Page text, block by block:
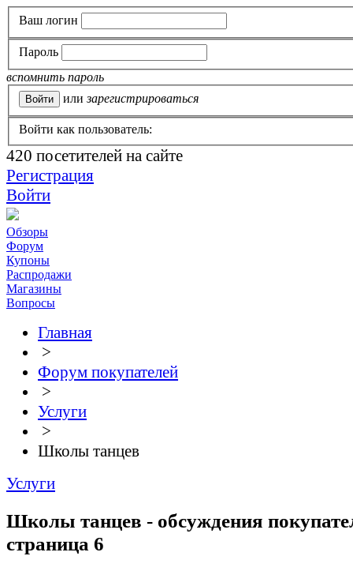
Ваш логин
Пароль
вспомнить пароль
или зарегистрироваться
Войти как пользователь:
420 посетителей на сайте
Регистрация
Войти
Обзоры
Форум
Купоны
Распродажи
Магазины
Вопросы
Главная
>
Форум покупателей
>
Услуги
>
Школы танцев
Услуги
Школы танцев - обсуждения
страница 6